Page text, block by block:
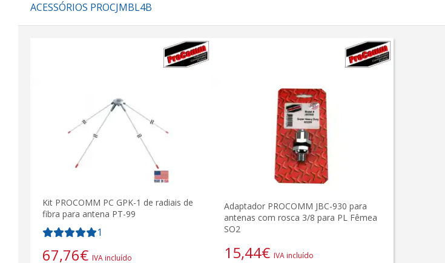
ACESSÓRIOS PROCJMBL4B
Kit PROCOMM PC GPK-1 de radiais de
fibra para antena PT-99
1
67,76€ IVA incluído
Adaptador PROCOMM JBC-930 para
antenas com rosca 3/8 para PL Fêmea
SO2
15,44€ IVA incluído